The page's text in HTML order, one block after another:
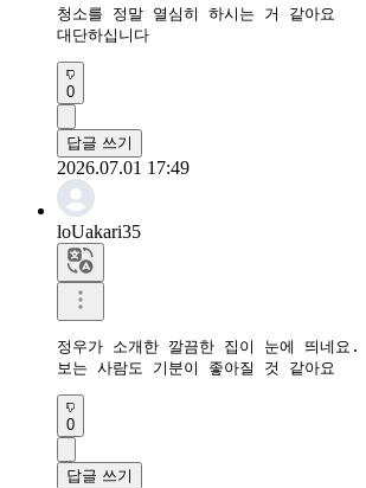
청소를 정말 열심히 하시는 거 같아요
대단하십니다
0
답글 쓰기
2026.07.01 17:49
loUakari35
정우가 소개한 깔끔한 집이 눈에 띄네요.
보는 사람도 기분이 좋아질 것 같아요
0
답글 쓰기